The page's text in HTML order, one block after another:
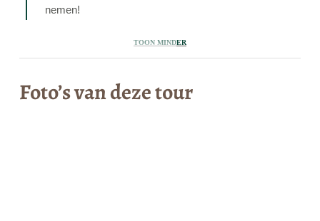
nemen!
lees het volledige programma
Toon minder
Foto’s van deze tour